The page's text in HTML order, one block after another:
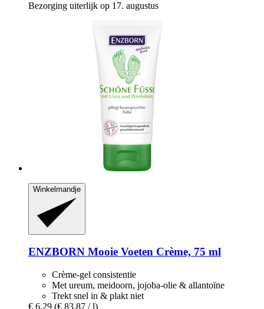
Bezorging uiterlijk op 17. augustus
Winkelmandje
ENZBORN Mooie Voeten Crème, 75 ml
Crème-gel consistentie
Met ureum, meidoorn, jojoba-olie & allantoïne
Trekt snel in & plakt niet
€ 6,29 (€ 83,87 / l)